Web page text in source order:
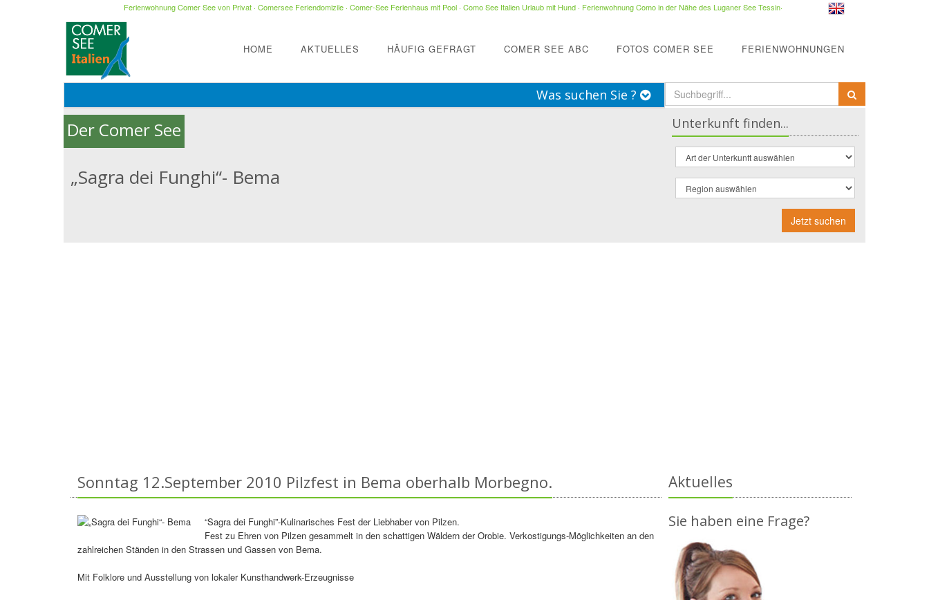
Ferienwohnung Comer See von Privat· Comersee Feriendomizile· Comer-See Ferienhaus mit Pool· Como See Italien Urlaub mit Hund· Ferienwohnung Como in der Nähe des Luganer See Tessin·
HOME AKTUELLES HÄUFIG GEFRAGT COMER SEE ABC FOTOS COMER SEE FERIENWOHNUNGEN
Was suchen Sie ?
Der Comer See
„Sagra dei Funghi“- Bema
Unterkunft finden...
Jetzt suchen
Sonntag 12.September 2010 Pilzfest in Bema oberhalb Morbegno.
“Sagra dei Funghi”-Kulinarisches Fest der Liebhaber von Pilzen.
Fest zu Ehren von Pilzen gesammelt in den schattigen Wäldern der Orobie. Verkostigungs-Möglichkeiten an den
zahlreichen Ständen in den Strassen und Gassen von Bema.
Mit Folklore und Ausstellung von lokaler Kunsthandwerk-Erzeugnisse
Aktuelles
Sie haben eine Frage?